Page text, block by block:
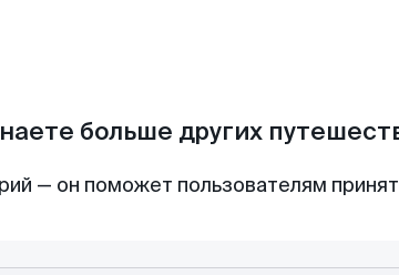
больше других
— он поможет пользователям